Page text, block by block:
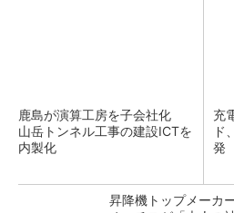
鹿島が演算工房を子会社化
山岳トンネル工事の建設ICTを
内製化
充
ド
発
昇降機トップメーカ